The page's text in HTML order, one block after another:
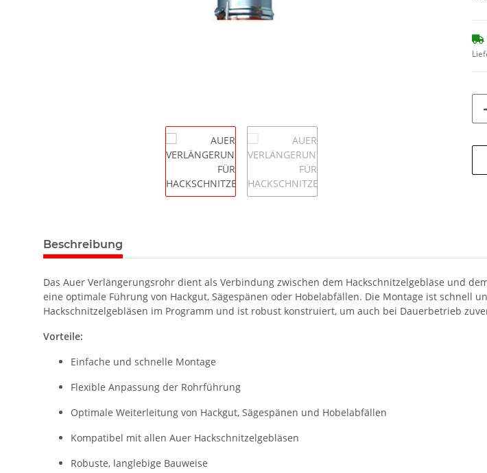
Beschreibung
Das Auer Verlängerungsrohr dient als Verbindung zwischen dem Hackschnitzelgebläse und
eine optimale Führung von Hackgut, Sägespänen oder Hobelabfällen. Die Montage ist
Hackschnitzelgebläsen im Programm und ist robust konstruiert, um auch bei Dauerbetrieb
Vorteile:
Einfache und schnelle Montage
Flexible Anpassung der Rohrführung
Optimale Weiterleitung von Hackgut, Sägespänen und Hobelabfällen
Kompatibel mit allen Auer Hackschnitzelgebläsen
Robuste, langlebige Bauweise